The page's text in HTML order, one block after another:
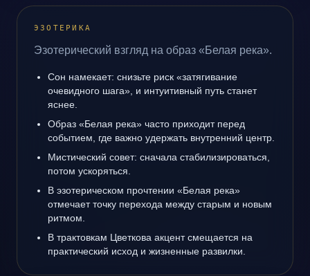
ЭЗОТЕРИКА
Эзотерический взгляд на образ «Белая река».
Сон намекает: снизьте риск «затягивание
очевидного шага», и интуитивный путь станет
яснее.
Образ «Белая река» часто приходит перед
событием, где важно удержать внутренний центр.
Мистический совет: сначала стабилизироваться,
потом ускоряться.
В эзотерическом прочтении «Белая река»
отмечает точку перехода между старым и новым
ритмом.
В трактовкам Цветкова акцент смещается на
практический исход и жизненные развилки.